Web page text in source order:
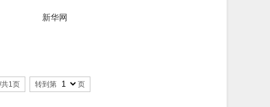
新华网
1页 转到第 页